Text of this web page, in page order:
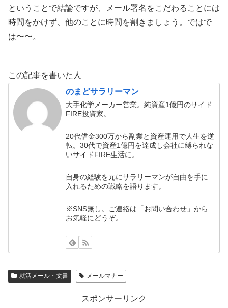
ということで結論ですが、メール署名をこだわることには
時間をかけず、他のことに時間を割きましょう。ではで
は〜〜。
この記事を書いた人
のまどサラリーマン
大手化学メーカー営業。純資産1億円のサイド
FIRE投資家。
20代借金300万から副業と資産運用で人生を逆
転。30代で資産1億円を達成し会社に縛られな
いサイドFIRE生活に。
自身の経験を元にサラリーマンが自由を手に
入れるための戦略を語ります。
※SNS無し。ご連絡は「お問い合わせ」から
お気軽にどうぞ。
就活メール・文書 メールマナー
スポンサーリンク